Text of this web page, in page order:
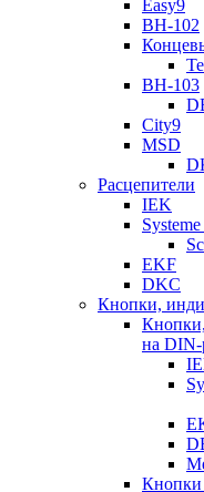
Easy9
ВН-102
ВН-103
City9
MSD
Расцепители
IEK
EKF
DKC
Кнопки,
на DIN-
Кнопки